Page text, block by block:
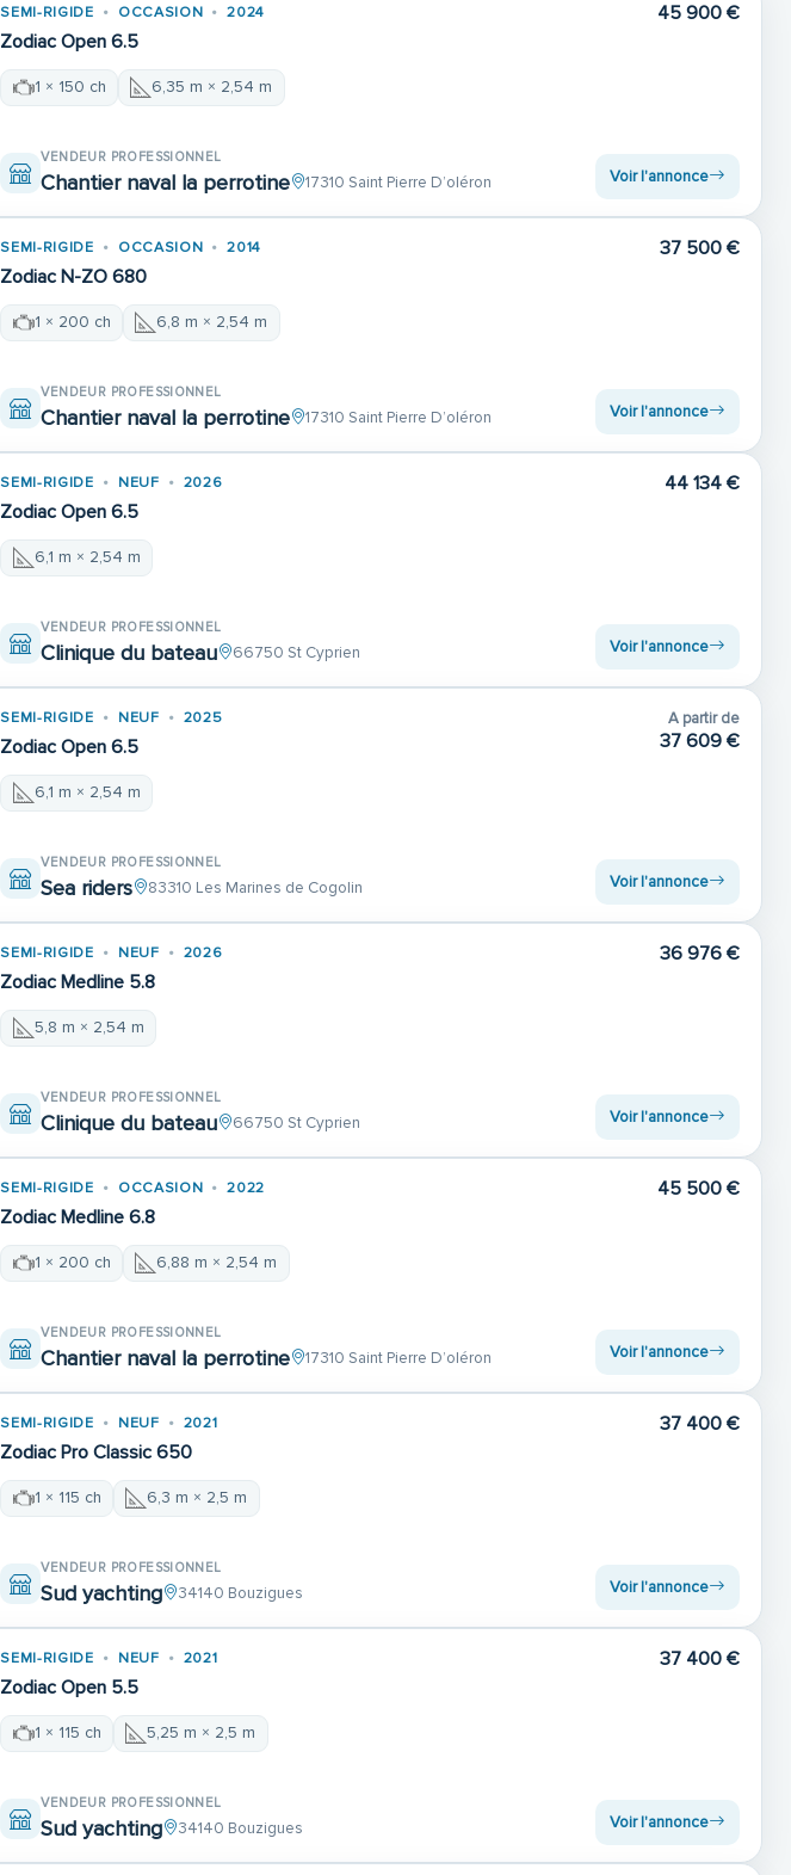
SEMI-RIGIDE OCCASION 2024
Zodiac Open 6.5
45 900 €
1 × 150 ch 6,35 m × 2,54 m
VENDEUR PROFESSIONNEL
Chantier naval la perrotine 17310 Saint Pierre D’oléron Voir l'annonce
SEMI-RIGIDE OCCASION 2014
Zodiac N-ZO 680
37 500 €
1 × 200 ch 6,8 m × 2,54 m
VENDEUR PROFESSIONNEL
Chantier naval la perrotine 17310 Saint Pierre D’oléron Voir l'annonce
SEMI-RIGIDE NEUF 2026
Zodiac Open 6.5
44 134 €
6,1 m × 2,54 m
VENDEUR PROFESSIONNEL
Clinique du bateau 66750 St Cyprien Voir l'annonce
SEMI-RIGIDE NEUF 2025
Zodiac Open 6.5
A partir de
37 609 €
6,1 m × 2,54 m
VENDEUR PROFESSIONNEL
Sea riders 83310 Les Marines de Cogolin Voir l'annonce
SEMI-RIGIDE NEUF 2026
Zodiac Medline 5.8
36 976 €
5,8 m × 2,54 m
VENDEUR PROFESSIONNEL
Clinique du bateau 66750 St Cyprien Voir l'annonce
SEMI-RIGIDE OCCASION 2022
Zodiac Medline 6.8
45 500 €
1 × 200 ch 6,88 m × 2,54 m
VENDEUR PROFESSIONNEL
Chantier naval la perrotine 17310 Saint Pierre D’oléron Voir l'annonce
SEMI-RIGIDE NEUF 2021
Zodiac Pro Classic 650
37 400 €
1 × 115 ch 6,3 m × 2,5 m
VENDEUR PROFESSIONNEL
Sud yachting 34140 Bouzigues Voir l'annonce
SEMI-RIGIDE NEUF 2021
Zodiac Open 5.5
37 400 €
1 × 115 ch 5,25 m × 2,5 m
VENDEUR PROFESSIONNEL
Sud yachting 34140 Bouzigues Voir l'annonce